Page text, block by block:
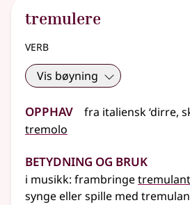
tremulere
verb
Vis bøyning
Opphav fra italiensk‘dirre,
tremolo
Betydning og bruk
i musikk: frambringe
syngeellerspille med